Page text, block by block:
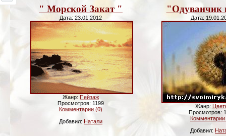
" Морской Закат "
Дата: 23.01.2012
Жанр: Пейзаж
Просмотров: 1199
Комментарии (0)
Добавил: Натали
"Одуванчик
Дата:
Жанр:
Просмотров:
Комментарии
Добавил: